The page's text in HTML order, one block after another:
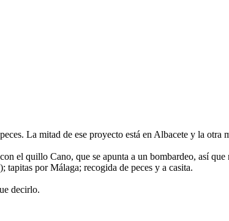
La mitad de ese proyecto está en Albacete y la otra
el quillo Cano, que se apunta a un bombardeo, así
); tapitas por Málaga; recogida de peces y a casita.
decirlo.